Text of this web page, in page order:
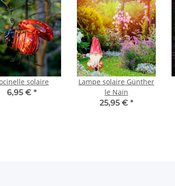
solaire
6,95 € *
Lampe solaire Günther
le Nain
25,95 € *